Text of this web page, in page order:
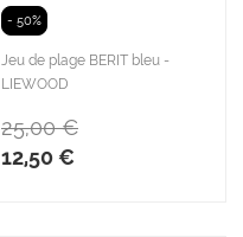
- 50%
Jeu de plage BERIT bleu -
LIEWOOD
12,50 €
25,00 €